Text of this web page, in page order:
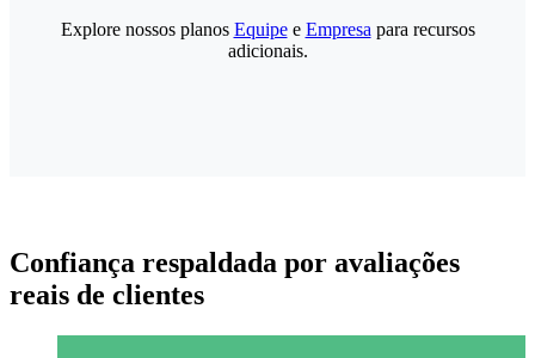
Explore nossos planos Equipee Empresa para recursos
adicionais.
Confiança respaldada por avaliações
reais de clientes